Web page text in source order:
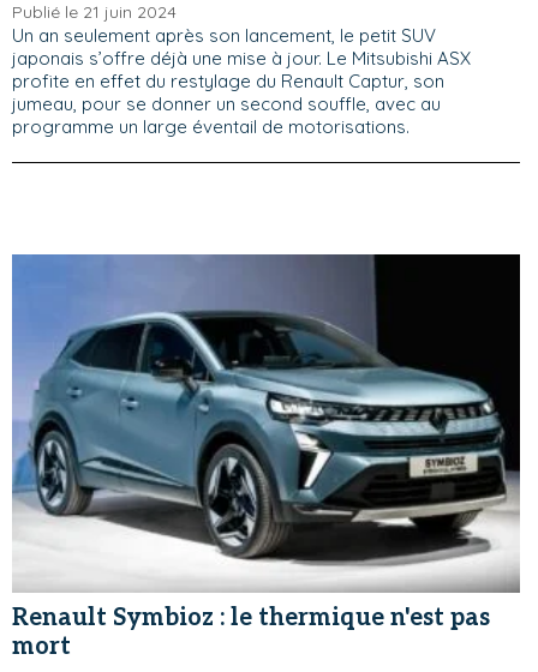
Publié le 21 juin 2024
Un an seulement après son lancement, le petit SUV
japonais s’offre déjà une mise à jour. Le Mitsubishi ASX
profite en effet du restylage du Renault Captur, son
jumeau, pour se donner un second souffle, avec au
programme un large éventail de motorisations.
Renault Symbioz : le thermique n'est pas
mort